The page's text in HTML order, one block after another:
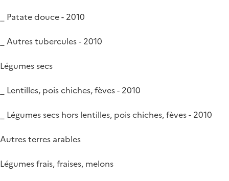
_ Patate douce - 2010
_ Autres tubercules - 2010
Légumes secs
_ Lentilles, pois chiches, fèves - 2010
_ Légumes secs hors lentilles, pois chiches, fèves - 2010
Autres terres arables
Légumes frais, fraises, melons